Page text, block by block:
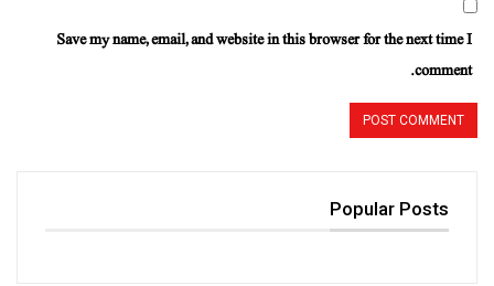
Save my name, email, and website in this browser for the next time I
comment.
Popular Posts